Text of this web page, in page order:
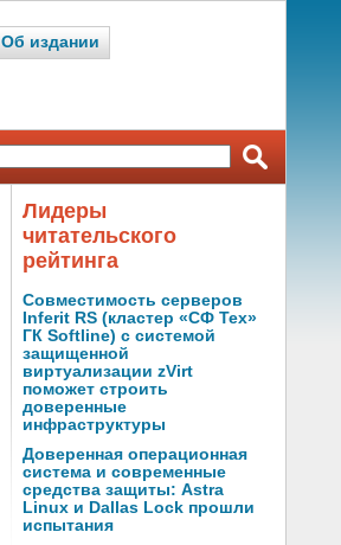
Об издании
Лидеры
читательского
рейтинга
Совместимость серверов
Inferit RS (кластер «СФ Тех»
ГК Softline) с системой
защищенной
виртуализации zVirt
поможет строить
доверенные
инфраструктуры
Доверенная операционная
система и современные
средства защиты: Astra
Linux и Dallas Lock прошли
испытания